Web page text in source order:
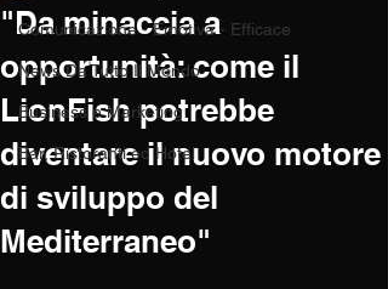
Comunicazione - Emotiva - Efficace
News Da Tutto Il Mondo
Business e Marketing
Bar, Ristoranti ed Hotel
"Da minaccia a
opportunità: come il
LionFish potrebbe
diventare il nuovo motore
di sviluppo del
Mediterraneo"